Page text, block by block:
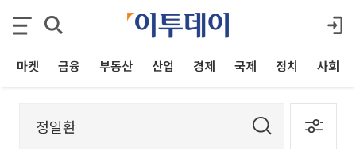
마켓 금융 부동산 산업 경제 국제 정치 사회